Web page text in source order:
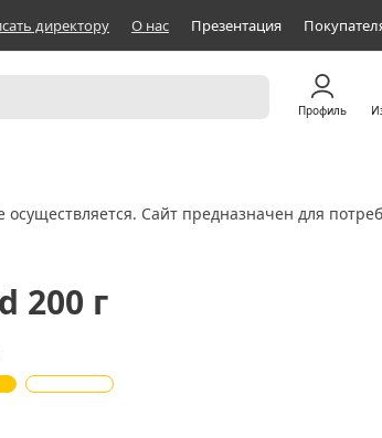
директору О нас Презентация
Профиль
Сайт предназначен для
200 г